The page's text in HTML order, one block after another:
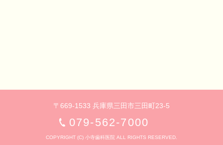
〒669-1533 兵庫県三田市三田町23-5
079-562-7000
COPYRIGHT (C) 小寺歯科医院 ALL RIGHTS RESERVED.